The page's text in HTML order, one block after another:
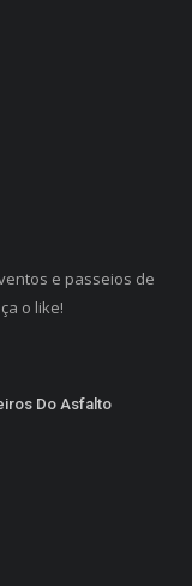
e passeios de
o like!
Do Asfalto